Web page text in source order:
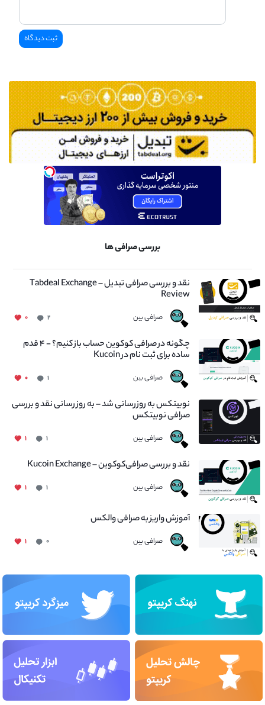
بررسی صرافی ها
نقد و بررسی صرافی تبدیل – Tabdeal Exchange
Review
صرافی بین ۲ ۰
چگونه در صرافی کوکوین حساب باز کنیم؟ - ۴ قدم
ساده برای ثبت نام در Kucoin
صرافی بین ۱ ۰
نوبیتکس به روزرسانی شد – به روز رسانی نقد و بررسی
صرافی نوبیتکس
صرافی بین ۱ ۱
نقد و بررسی صرافی‌کوکوین – Kucoin Exchange
صرافی بین ۱ ۱
آموزش واریز به صرافی والکس
صرافی بین ۰ ۱